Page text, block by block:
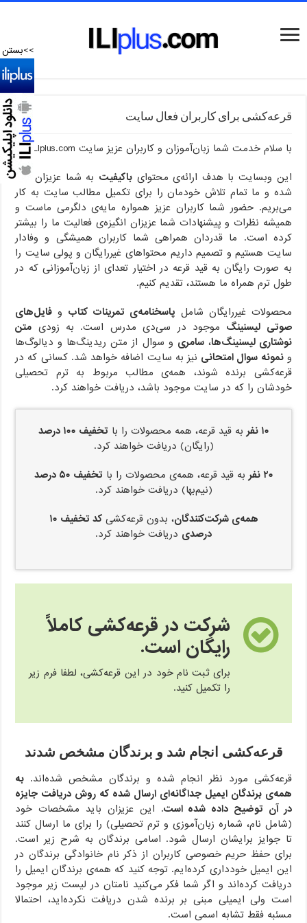
قرعه‌کشی برای کاربران فعال سایت
با سلام خدمت شما زبان‌آموزان و کاربران عزیز سایت ILIplus.com
این وبسایت با هدف ارائه‌ی محتوایباکیفیت به شما عزیزان تهیه
شده و ما تمام تلاش خودمان را برای تکمیل مطالب سایت به کار
می‌بریم. حضور شما کاربران عزیز همواره مایه‌ی دلگرمی ماست و
همیشه نظرات و پیشنهادات شما عزیزان انگیزه‌ی فعالیت ما را بیشتر
کرده است. ما قدردان همراهی شما کاربران همیشگی و وفادار
سایت هستیم و تصمیم داریم محتواهای غیررایگان و پولی سایت را
به صورت رایگان به قید قرعه در اختیار تعدای از زبان‌آموزانی که در
طول ترم همراه ما هستند، تقدیم کنیم.
محصولات غیررایگان شامل پاسخنامه‌ی تمرینات کتاب و فایل‌های
صوتی لیسنینگ موجود در سی‌دی مدرس است. به زودی متن
نوشتاری لیسنینگ‌ها،سامری و سوال از متن ریدینگ‌ها و دیالوگ‌ها
ونمونه سوال امتحانی نیز به سایت اضافه خواهد شد. کسانی که در
قرعه‌کشی برنده شوند، همه‌ی مطالب مربوط به ترم تحصیلی
خودشان را که در سایت موجود باشد، دریافت خواهند کرد.
۱۰ نفر به قید قرعه، همه محصولات را با تخفیف ۱۰۰ درصد
(رایگان) دریافت خواهند کرد.
۲۰ نفر به قید قرعه، همه‌ی محصولات را با تخفیف ۵۰ درصد
(نیم‌بها) دریافت خواهند کرد.
همه‌ی شرکت‌کنندگان، بدون قرعه‌کشی
کد تخفیف ۱۰
درصدی دریافت خواهند کرد.
شرکت در قرعه‌کشی کاملاً
رایگان است.
برای ثبت نام خود در این قرعه‌کشی، لطفا فرم زیر
را تکمیل کنید.
قرعه‌کشی انجام شد و برندگان مشخص شدند
قرعه‌کشی مورد نظر انجام شده و برندگان مشخص شده‌اند. به
همه‌ی برندگان ایمیل جداگانه‌ای ارسال شده که روش دریافت جایزه
در آن توضیح داده شده است. این عزیزان باید مشخصات خود
(شامل نام، شماره زبان‌آموزی و ترم تحصیلی) را برای ما ارسال کنند
تا جوایز برایشان ارسال شود. اسامی برندگان به شرح زیر است.
برای حفظ حریم خصوصی کاربران از ذکر نام خانوادگی برندگان در
این ایمیل خودداری کرده‌ایم. توجه کنید که همه‌ی برندگان ایمیل را
دریافت کرده‌اند و اگر شما فکر می‌کنید نامتان در لیست زیر موجود
است ولی ایمیلی مبنی بر برنده شدن دریافت نکرده‌اید، احتمالا
مسئبه فقط تشابه اسمی است.
>>بستن